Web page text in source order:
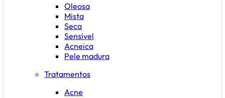
Oleosa
Mista
Seca
Sensível
Acneica
Pele madura
Tratamentos
Acne